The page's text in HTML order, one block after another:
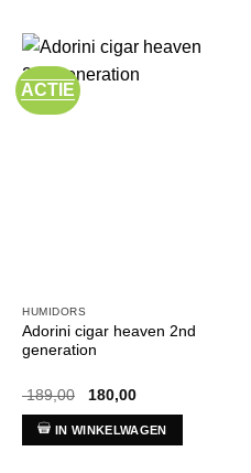
ACTIE
HUMIDORS
Adorini cigar heaven 2nd
generation
189,00
Oorspronkelijke
was:
€ 189,00.
180,00Huidige
is:
€ 180,00.
IN WINKELWAGEN